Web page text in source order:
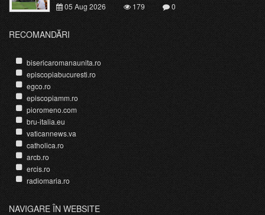
05 Aug 2026
179 0
RECOMANDĂRI
bisericaromanaunita.ro
episcopiabucuresti.ro
egco.ro
episcopiamm.ro
pioromeno.com
bru-italia.eu
vaticannews.va
catholica.ro
arcb.ro
ercis.ro
radiomaria.ro
NAVIGARE ÎN WEBSITE